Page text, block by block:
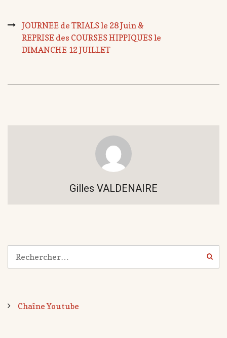
JOURNEE de TRIALS le 28 Juin &
REPRISE des COURSES HIPPIQUES le
DIMANCHE 12 JUILLET
Gilles VALDENAIRE
Chaîne Youtube